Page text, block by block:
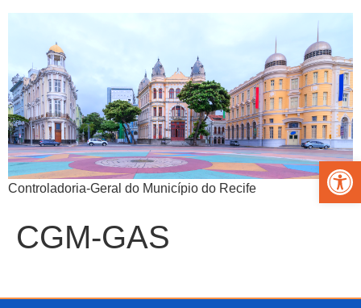
Abrir
Controladoria-Geral do Município do Recife
CGM-GAS